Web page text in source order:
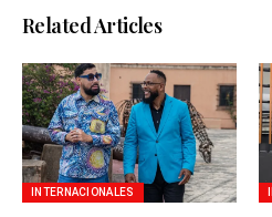
Related Articles
INTERNACIONALES